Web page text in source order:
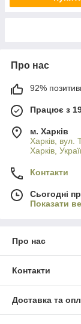
Про нас
92%
Працює з
м. Харків
Харків, вул.
Харків,
Контакти
Сьогодні
Показати
Про нас
Контакти
Доставка та